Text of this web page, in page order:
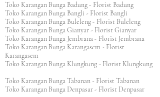
Toko Karangan Bunga Badung - Florist Badung
Toko Karangan Bunga Bangli - Florist Bangli
Toko Karangan Bunga Buleleng - Florist Buleleng
Toko Karangan Bunga Gianyar - Florist Gianyar
Toko Karangan Bunga Jembrana - Florist Jembrana
Toko Karangan Bunga Karangasem - Florist
Karangasem
Toko Karangan Bunga Klungkung - Florist Klungkung
Toko Karangan Bunga Tabanan - Florist Tabanan
Toko Karangan Bunga Denpasar - Florist Denpasar